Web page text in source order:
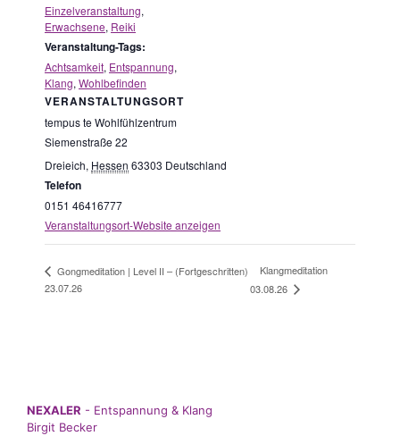
Einzelveranstaltung,
Erwachsene, Reiki
Veranstaltung-Tags:
Achtsamkeit, Entspannung,
Klang, Wohlbefinden
VERANSTALTUNGSORT
tempus te Wohlfühlzentrum
Siemenstraße 22
Dreieich, Hessen 63303 Deutschland
Telefon
0151 46416777
Veranstaltungsort-Website anzeigen
Gongmeditation | Level II – (Fortgeschritten)
23.07.26
Klangmeditation
03.08.26
NEXALER - Entspannung & Klang
Birgit Becker